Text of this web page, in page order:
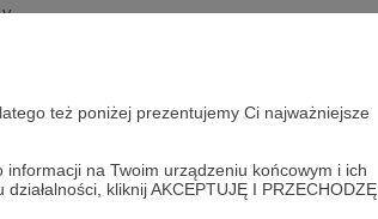
też poniżej prezentujemy Ci najważniejsze
na Twoim urządzeniu końcowym i ich
kliknij AKCEPTUJĘ I PRZECHODZĘ